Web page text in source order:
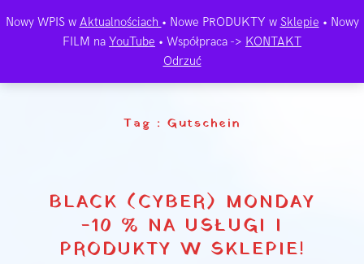
Tag : Gutschein
BLACK (CYBER) MONDAY
-10 % NA USŁUGI I
PRODUKTY W SKLEPIE!
Nowy WPIS w Aktualnościach • Nowe PRODUKTY w Sklepie • Nowy
FILM na YouTube • Współpraca -> KONTAKT
Odrzuć